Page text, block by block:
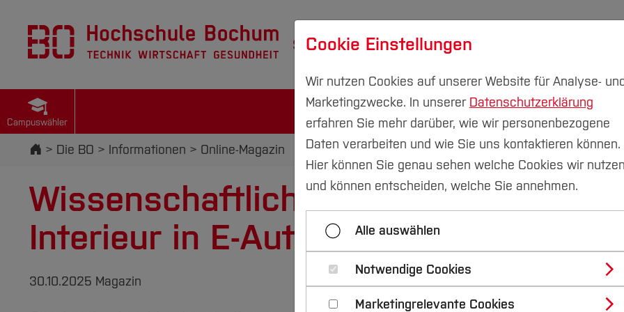
Studium Forschung & Transfer
Campuswähler
Startseite
Die BO Informationen Online-Magazin
Wissenschaftliche Arbeit über
Interieur in E-Autos eröffnet
30.10.2025 Magazin
Cookie Einstellungen
Wir nutzen Cookies auf unserer Website für Analyse- und
Marketingzwecke. In unserer Datenschutzerklärung
erfahren Sie mehr darüber, wie wir personenbezogene
Daten verarbeiten und wie Sie uns kontaktieren können.
Hier können Sie genau sehen welche Cookies wir nutzen
und können entscheiden, welche Sie annehmen.
Alle auswählen
Notwendige Cookies
Marketingrelevante Cookies